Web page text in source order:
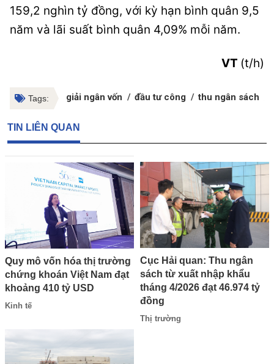
159,2 nghìn tỷ đồng, với kỳ hạn bình quân 9,5
năm và lãi suất bình quân 4,09% mỗi năm.
VT (t/h)
Tags: giải ngân vốn đầu tư công thu ngân sách
TIN LIÊN QUAN
Quy mô vốn hóa thị trường
chứng khoán Việt Nam đạt
khoảng 410 tỷ USD
Kinh tế
Cục Hải quan: Thu ngân
sách từ xuất nhập khẩu
tháng 4/2026 đạt 46.974 tỷ
đồng
Thị trường